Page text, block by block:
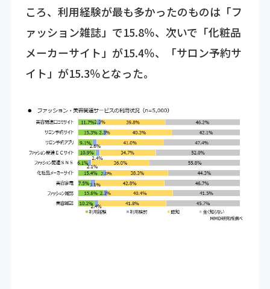
ころ、利用経験が最も多かったのものは「フ
ァッション雑誌」で15.8％、次いで「化粧品
メーカーサイト」が15.4％、「サロン予約サ
イト」が15.3％となった。